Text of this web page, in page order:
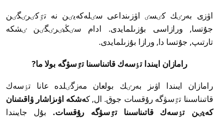
اۋزى بەرٸك كٸسٸ اۋزىنداعى سٸلەكەيٸن نە تٷكٸرٸگٸن
جۇتسا, ورازاسى بۇزىلمايدى. ادام سٸڭبٸرٸگٸن ٸشكە
تارتىپ, جۇتسا دا, ورازا بۇزىلمايدى.
رامازان ايىندا تٶسەك قاتىناسىنا تٷسۋگە بولا ما?
رامازان ايىندا اۋىز بەرٸك بولعان مەزگٸلدە عانا تٶسەك
قاتىناسىنا تٷسۋگە رۇقسات جوق. ال, كەشكە اۋىزاشار ۋاقىتىنان
كەيٸن تٶسەك قاتىناسىنا تٷسۋگە رۇقسات. بۇل جايىندا